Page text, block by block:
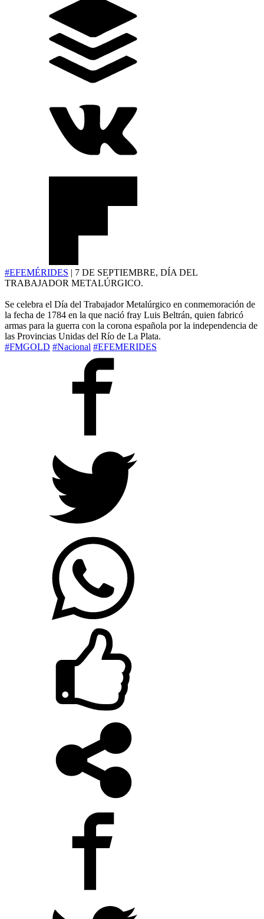
#EFEMÉRIDES | 7 DE SEPTIEMBRE, DÍA DEL
TRABAJADOR METALÚRGICO.
Se celebra el Día del Trabajador Metalúrgico en conmemoración de
la fecha de 1784 en la que nació fray Luis Beltrán, quien fabricó
armas para la guerra con la corona española por la independencia de
las Provincias Unidas del Río de La Plata.
#FMGOLD #Nacional #EFEMERIDES